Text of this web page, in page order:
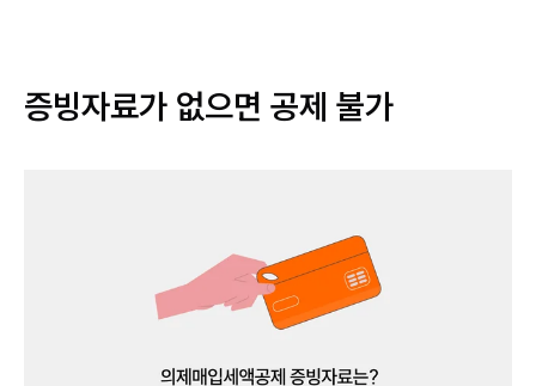
증빙자료가 없으면 공제 불가